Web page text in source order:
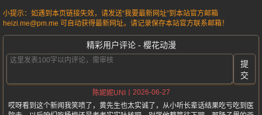
小提示：如遇到本页链接失效，请发送“我要最新网址”到本站官方邮箱
heizi.me@pm.me 可自动获得最新网址。请记录保存本站官方联系邮箱！
精彩用户评论 - 樱花动漫
提
交
陈妮妮UNI
2026-06-27
哎呀看到这个新闻我笑喷了，黄先生也太实诚了，从小听长辈话结果吃亏吃到医